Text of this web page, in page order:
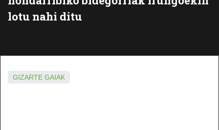
lotu nahi ditu
GIZARTE GAIAK